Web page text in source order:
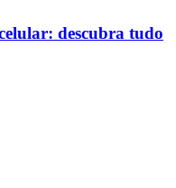
descubra tudo